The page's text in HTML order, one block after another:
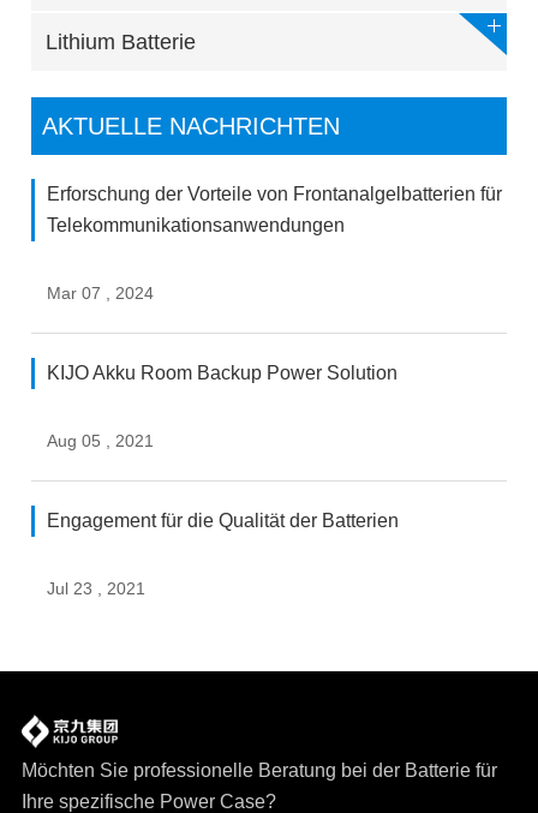
Lithium Batterie
AKTUELLE NACHRICHTEN
Erforschung der Vorteile von Frontanalgelbatterien für
Telekommunikationsanwendungen
Mar 07 , 2024
KIJO Akku Room Backup Power Solution
Aug 05 , 2021
Engagement für die Qualität der Batterien
Jul 23 , 2021
Möchten Sie professionelle Beratung bei der Batterie für
Ihre spezifische Power Case?